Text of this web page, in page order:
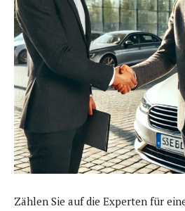
Zählen Sie auf die Experten für